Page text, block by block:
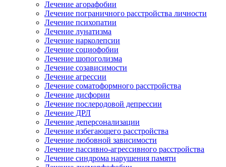
Лечение агорафобии
Лечение пограничного расстройства личности
Лечение психопатии
Лечение лунатизма
Лечение нарколепсии
Лечение социофобии
Лечение шопоголизма
Лечение созависимости
Лечение агрессии
Лечение соматоформного расстройства
Лечение дисфории
Лечение послеродовой депрессии
Лечение ДРЛ
Лечение деперсонализации
Лечение избегающего расстройства
Лечение любовной зависимости
Лечение пассивно-агрессивного расстройства
Лечение синдрома нарушения памяти